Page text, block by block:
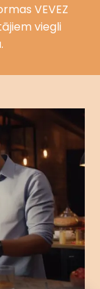
VEVEZ
viegli